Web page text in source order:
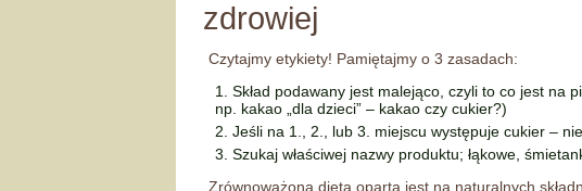
zdrowiej
Czytajmy etykiety! Pamiętajmy o 3 zasadach:
Skład podawany jest malejąco, czyli to co jest na
np. kakao „dla dzieci” – kakao czy cukier?)
Jeśli na 1., 2., lub 3. miejscu występuje cukier –
Szukaj właściwej nazwy produktu; łąkowe,
Zrównoważona dieta oparta jest na naturalnych